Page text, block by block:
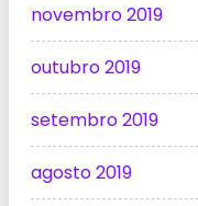
novembro 2019
outubro 2019
setembro 2019
agosto 2019